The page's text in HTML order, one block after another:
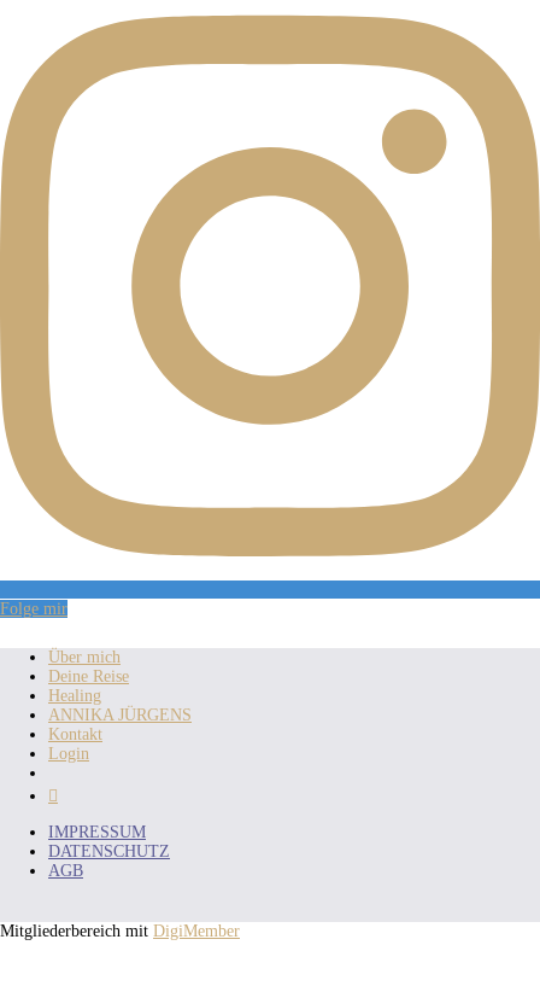
Folge mir
Über mich
Deine Reise
Healing
ANNIKA JÜRGENS
Kontakt
Login

IMPRESSUM
DATENSCHUTZ
AGB
Mitgliederbereich mit DigiMember